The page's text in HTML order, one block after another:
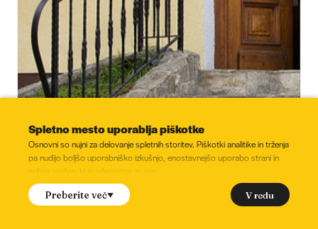
Gostilna Mencinger
Črešnjevci
Spletno mesto uporablja piškotke
Osnovni so nujni za delovanje spletnih storitev. Piškotki analitike in trženja
pa nudijo boljšo uporabniško izkušnjo, enostavnejšo uporabo strani in
prikaz vsebin, ki je relevantna za vas.
Ali soglašate z namestitvijo naslednjih piškotkov?
(označite)
Preberite več V redu